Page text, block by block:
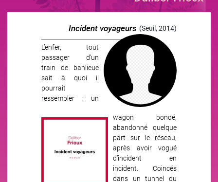
(Seuil, 2014)
Incident voyageurs
Image
L’enfer, tout
passager d’un
train de banlieue
sait à quoi il
pourrait
ressembler : un
wagon bondé,
abandonné quelque
part sur le réseau,
après avoir vogué
d’incident en
incident. Coincés
dans un tunnel du